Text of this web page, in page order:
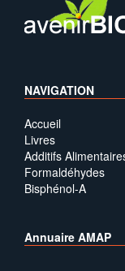
NAVIGATION
Accueil
Livres
Additifs
Formaldéhydes
Bisphénol-A
Annuaire AMAP